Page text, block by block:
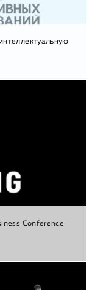
Conference